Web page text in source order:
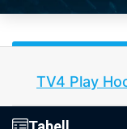
TV4 Play